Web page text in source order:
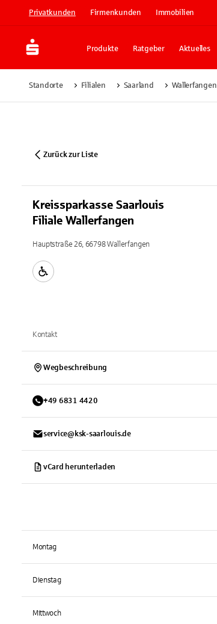
Privatkunden Firmenkunden Immobilien
Produkte Ratgeber Aktuelles
Standorte Filialen Saarland Wallerfangen
Zurück zur Liste
Kreissparkasse Saarlouis
Filiale Wallerfangen
Hauptstraße 26, 66798 Wallerfangen
Kontakt
Wegbeschreibung
+49 6831 4420
service@ksk-saarlouis.de
vCard herunterladen
Montag
Dienstag
Mittwoch